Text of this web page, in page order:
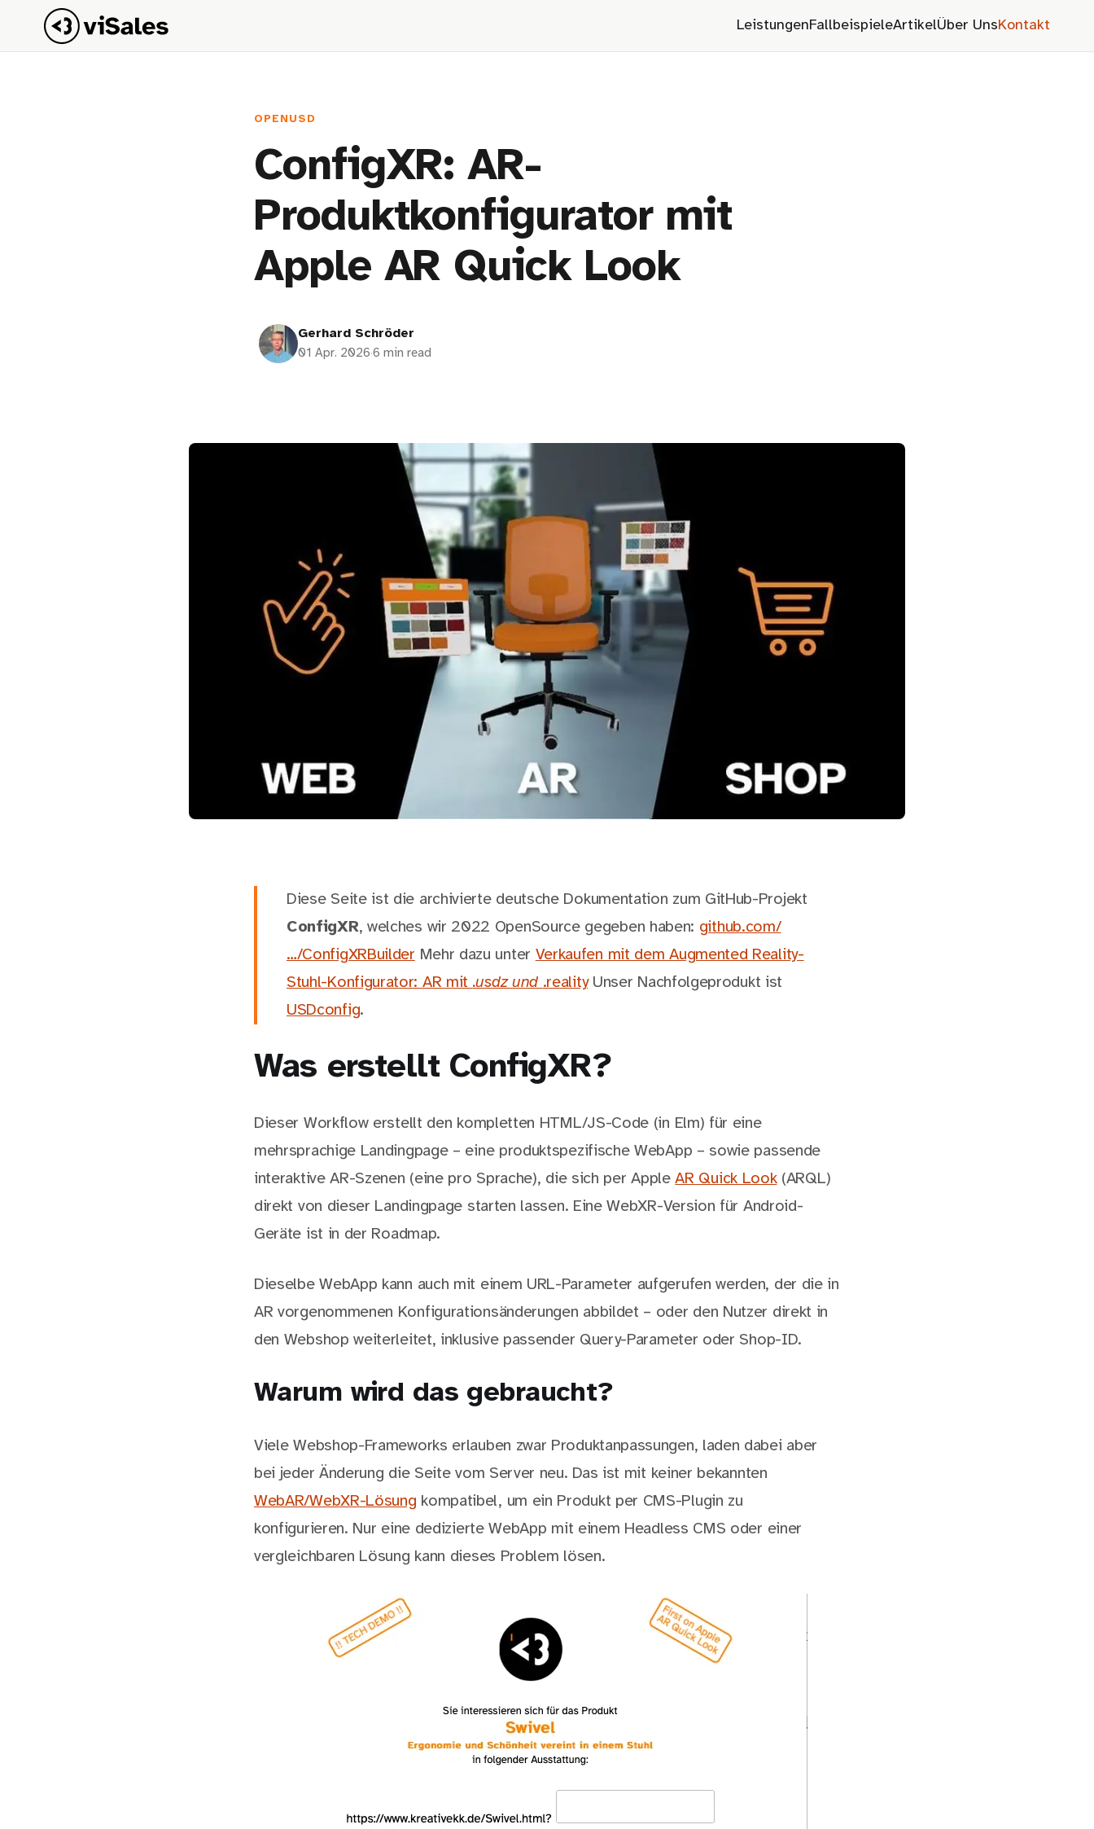
LeistungenFallbeispieleArtikelÜber UnsKontakt
OPENUSD
ConfigXR: AR-
Produktkonfigurator mit
Apple AR Quick Look
Gerhard Schröder
01 Apr. 2026·6 min read
Diese Seite ist die archivierte deutsche Dokumentation zum GitHub-Projekt
ConfigXR, welches wir 2022 OpenSource gegeben haben: github.com/
…/ConfigXRBuilder Mehr dazu unter Verkaufen mit dem Augmented Reality-
Stuhl-Konfigurator: AR mit .usdz und .realityUnser Nachfolgeprodukt ist
USDconfig.
Was erstellt ConfigXR?
Dieser Workflow erstellt den kompletten HTML/JS-Code (in Elm) für eine
mehrsprachige Landingpage – eine produktspezifische WebApp – sowie passende
interaktive AR-Szenen (eine pro Sprache), die sich per AppleAR Quick Look(ARQL)
direkt von dieser Landingpage starten lassen. Eine WebXR-Version für Android-
Geräte ist in der Roadmap.
Dieselbe WebApp kann auch mit einem URL-Parameter aufgerufen werden, der die in
AR vorgenommenen Konfigurationsänderungen abbildet – oder den Nutzer direkt in
den Webshop weiterleitet, inklusive passender Query-Parameter oder Shop-ID.
Warum wird das gebraucht?
Viele Webshop-Frameworks erlauben zwar Produktanpassungen, laden dabei aber
bei jeder Änderung die Seite vom Server neu. Das ist mit keiner bekannten
WebAR/WebXR-Lösung kompatibel, um ein Produkt per CMS-Plugin zu
konfigurieren. Nur eine dedizierte WebApp mit einem Headless CMS oder einer
vergleichbaren Lösung kann dieses Problem lösen.